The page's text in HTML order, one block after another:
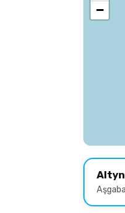
−